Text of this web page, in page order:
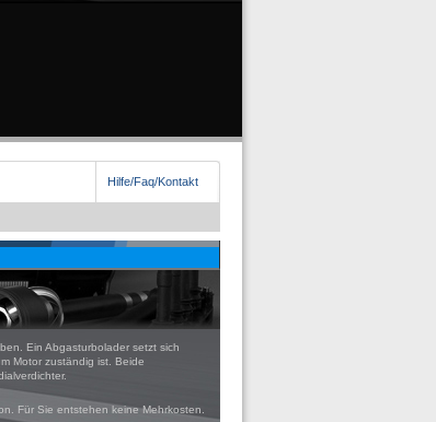
Hilfe/Faq/Kontakt
Ein Abgasturbolader setzt sich
Motor zuständig ist. Beide
Für Sie entstehen keine Mehrkosten.